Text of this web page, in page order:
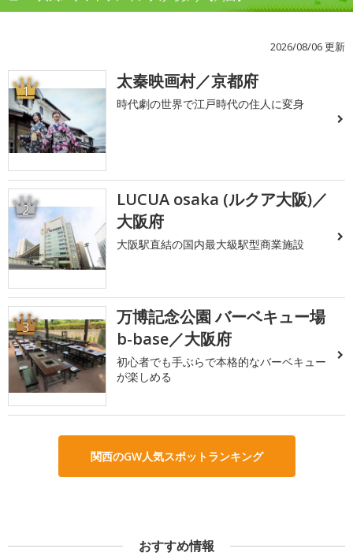
2026/08/06 更新
1 太秦映画村／京都府
時代劇の世界で江戸時代の住人に変身
2
LUCUA osaka (ルクア大阪)／
大阪府
大阪駅直結の国内最大級駅型商業施設
3
万博記念公園 バーベキュー場
b-base／大阪府
初心者でも手ぶらで本格的なバーベキュー
が楽しめる
関西のGW人気スポットランキング
おすすめ情報